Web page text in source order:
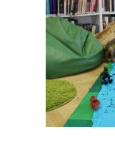
funkcjonowania
strony
internetowej.
Statystyka
Abyśmy mogli